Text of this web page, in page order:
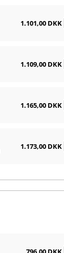
1.101,00 DKK
1.109,00 DKK
1.165,00 DKK
1.173,00 DKK